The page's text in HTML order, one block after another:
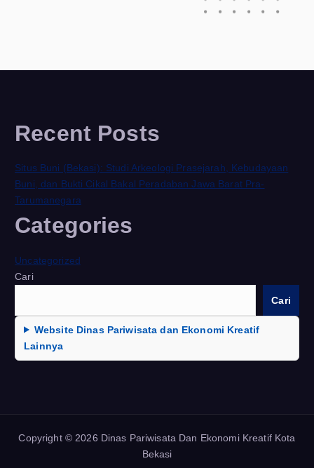
Recent Posts
Situs Buni (Bekasi): Studi Arkeologi Prasejarah, Kebudayaan
Buni, dan Bukti Cikal Bakal Peradaban Jawa Barat Pra-
Tarumanegara
Categories
Uncategorized
Cari
Cari
Website Dinas Pariwisata dan Ekonomi Kreatif
Lainnya
Copyright © 2026 Dinas Pariwisata Dan Ekonomi Kreatif Kota
Bekasi